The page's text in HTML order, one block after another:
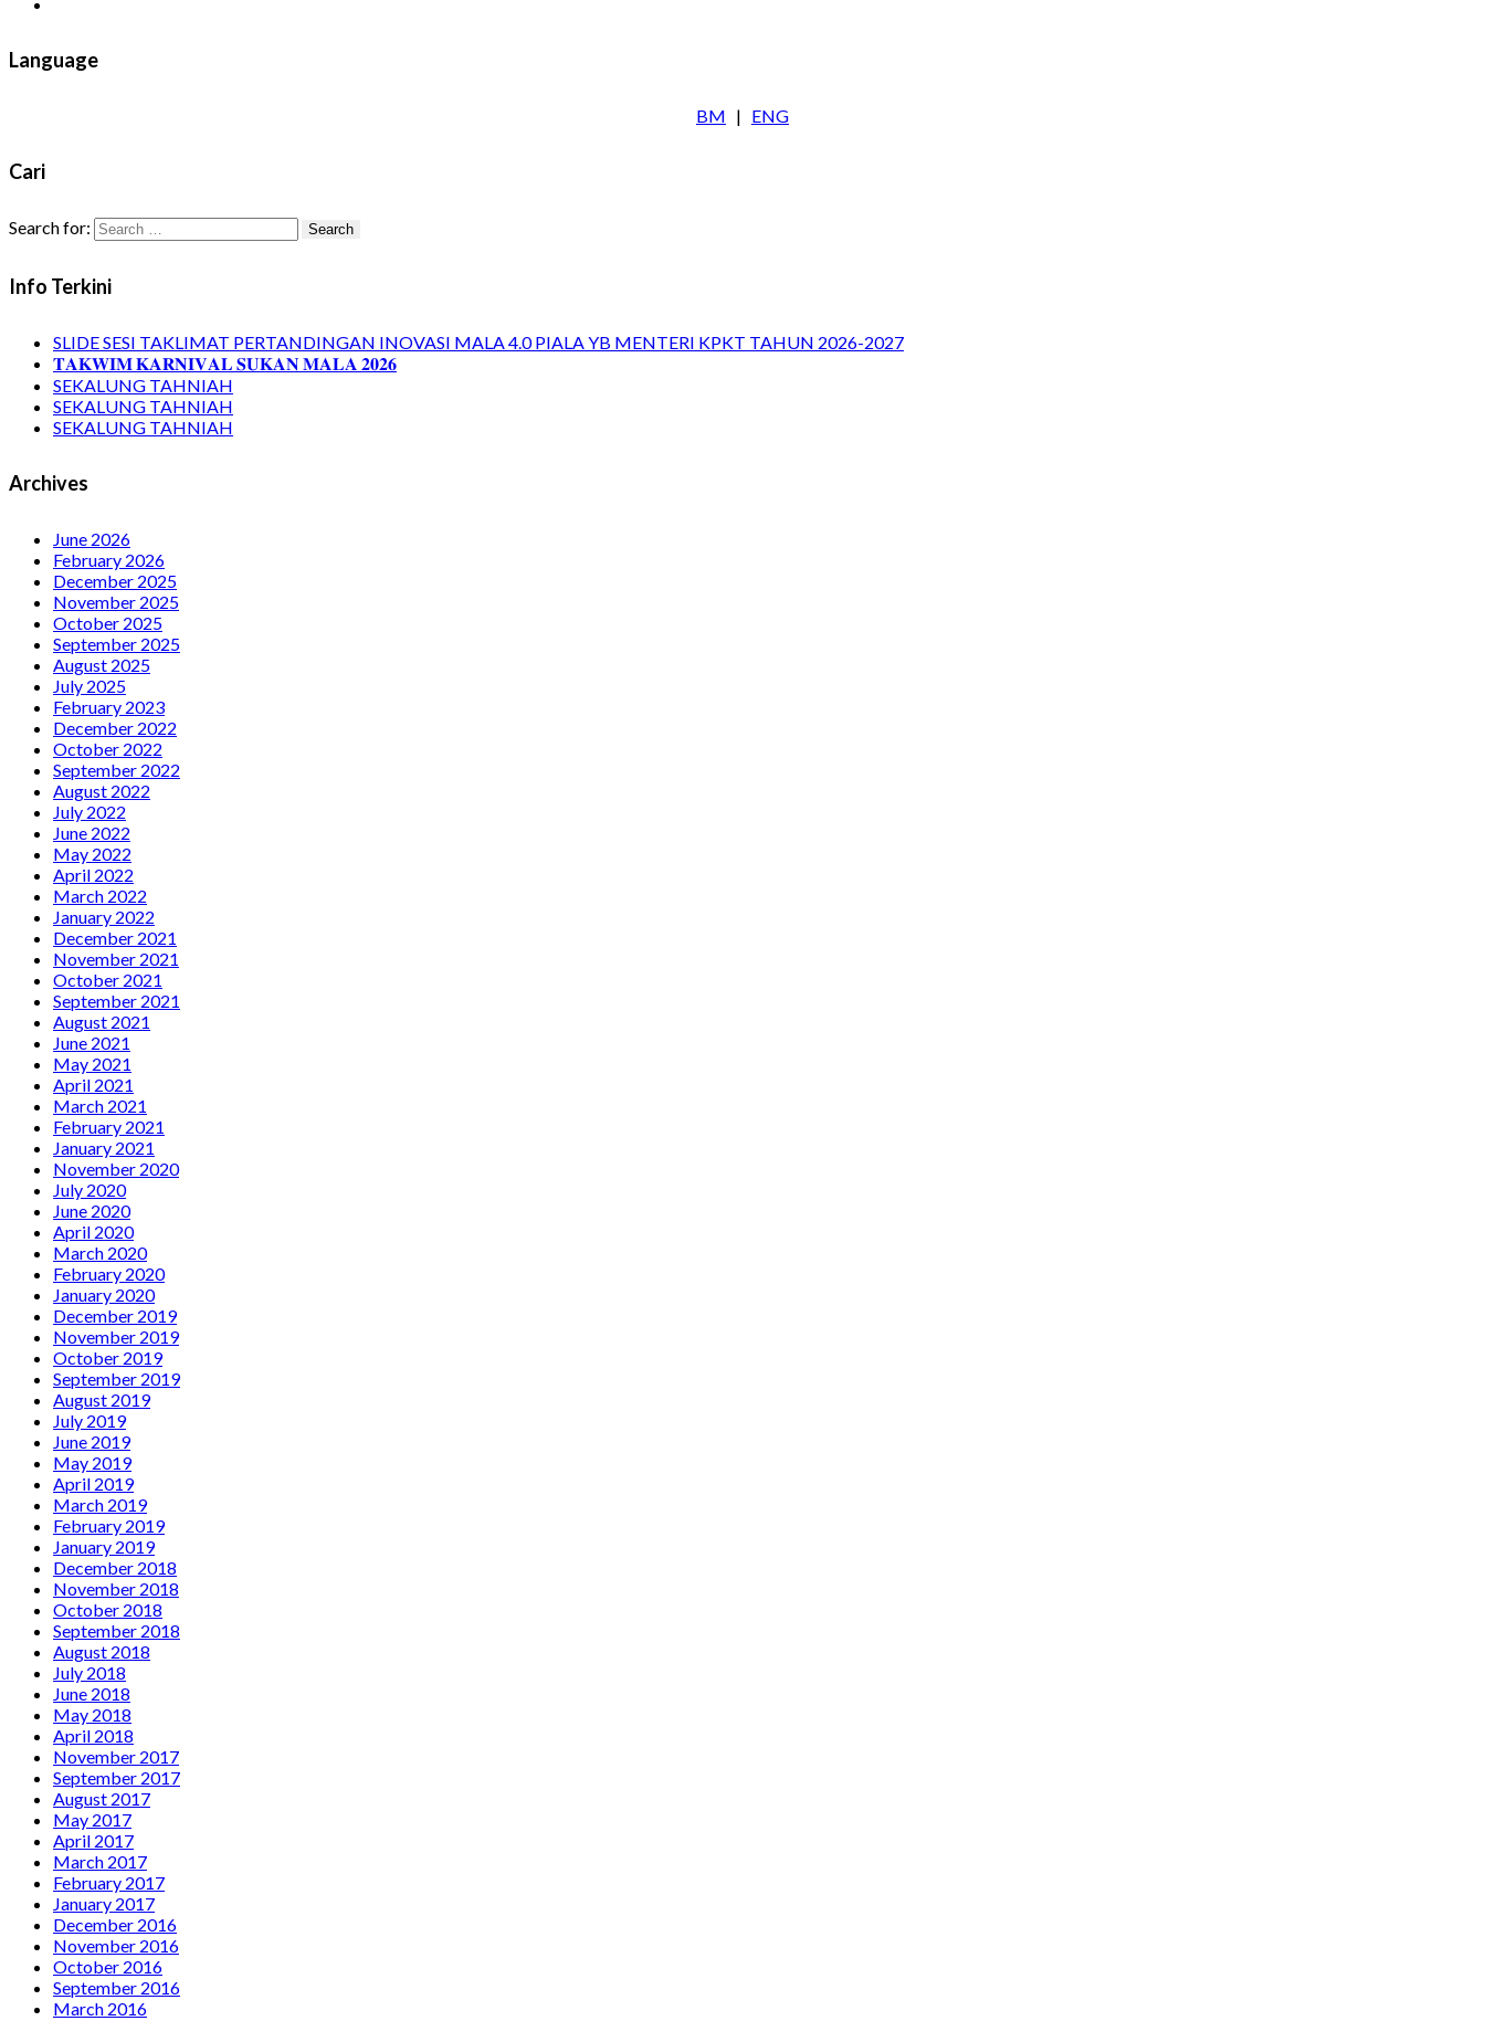
Language
BM | ENG
Cari
Search for:
Info Terkini
SLIDE SESI TAKLIMAT PERTANDINGAN INOVASI MALA 4.0 PIALA YB MENTERI KPKT TAHUN 2026-2027
𝐓𝐀𝐊𝐖𝐈𝐌 𝐊𝐀𝐑𝐍𝐈𝐕𝐀𝐋 𝐒𝐔𝐊𝐀𝐍 𝐌𝐀𝐋𝐀 𝟐𝟎𝟐𝟔
SEKALUNG TAHNIAH
SEKALUNG TAHNIAH
SEKALUNG TAHNIAH
Archives
June 2026
February 2026
December 2025
November 2025
October 2025
September 2025
August 2025
July 2025
February 2023
December 2022
October 2022
September 2022
August 2022
July 2022
June 2022
May 2022
April 2022
March 2022
January 2022
December 2021
November 2021
October 2021
September 2021
August 2021
June 2021
May 2021
April 2021
March 2021
February 2021
January 2021
November 2020
July 2020
June 2020
April 2020
March 2020
February 2020
January 2020
December 2019
November 2019
October 2019
September 2019
August 2019
July 2019
June 2019
May 2019
April 2019
March 2019
February 2019
January 2019
December 2018
November 2018
October 2018
September 2018
August 2018
July 2018
June 2018
May 2018
April 2018
November 2017
September 2017
August 2017
May 2017
April 2017
March 2017
February 2017
January 2017
December 2016
November 2016
October 2016
September 2016
March 2016